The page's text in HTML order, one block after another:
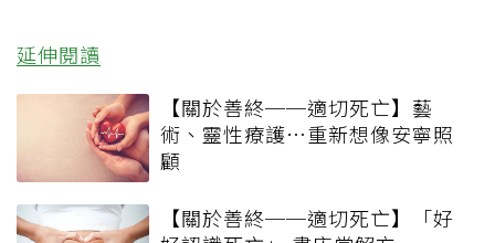
延伸閱讀
【關於善終──適切死亡】藝
術、靈性療護…重新想像安寧照
顧
【關於善終──適切死亡】「好